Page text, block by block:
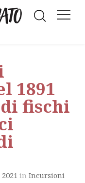
1891
fischi
in Incursioni